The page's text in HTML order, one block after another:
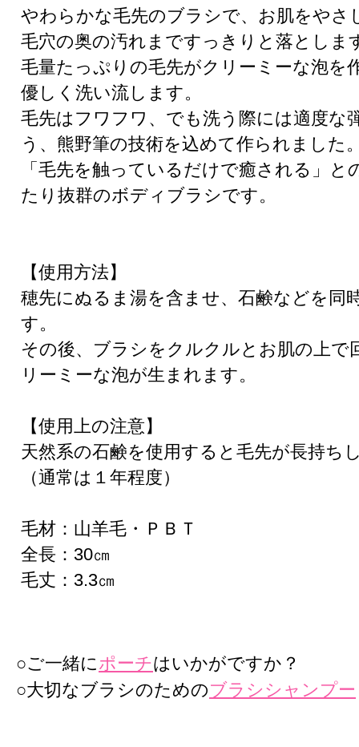
やわらかな毛先のブラシで、お肌をやさ
毛穴の奥の汚れまですっきりと落としま
毛量たっぷりの毛先がクリーミーな泡を
優しく洗い流します。
毛先はフワフワ、でも洗う際には適度な
う、熊野筆の技術を込めて作られました
「毛先を触っているだけで癒される」と
たり抜群のボディブラシです。
【使用方法】
穂先にぬるま湯を含ませ、石鹸などを同
す。
その後、ブラシをクルクルとお肌の上で
リーミーな泡が生まれます。
【使用上の注意】
天然系の石鹸を使用すると毛先が長持ち
（通常は１年程度）
毛材：山羊毛・ＰＢＴ
全長：30㎝
毛丈：3.3㎝
○ご一緒にポーチはいかがですか？
○大切なブラシのためのブラシシャンプー